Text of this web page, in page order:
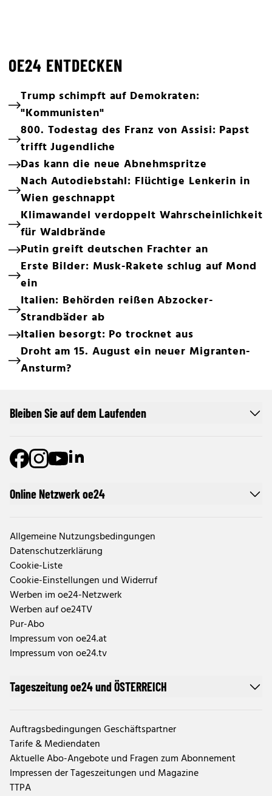
OE24 ENTDECKEN
Trump schimpft auf Demokraten:
"Kommunisten"
800. Todestag des Franz von Assisi: Papst
trifft Jugendliche
Das kann die neue Abnehmspritze
Nach Autodiebstahl: Flüchtige Lenkerin in
Wien geschnappt
Klimawandel verdoppelt Wahrscheinlichkeit
für Waldbrände
Putin greift deutschen Frachter an
Erste Bilder: Musk-Rakete schlug auf Mond
ein
Italien: Behörden reißen Abzocker-
Strandbäder ab
Italien besorgt: Po trocknet aus
Droht am 15. August ein neuer Migranten-
Ansturm?
Online Netzwerk oe24
Allgemeine Nutzungsbedingungen
Datenschutzerklärung
Cookie-Liste
Cookie-Einstellungen und Widerruf
Werben im oe24-Netzwerk
Werben auf oe24TV
Pur-Abo
Impressum von oe24.at
Impressum von oe24.tv
Tageszeitung oe24 und ÖSTERREICH
Auftragsbedingungen Geschäftspartner
Tarife & Mediendaten
Aktuelle Abo-Angebote und Fragen zum Abonnement
Impressen der Tageszeitungen und Magazine
TTPA
Bleiben Sie auf dem Laufenden